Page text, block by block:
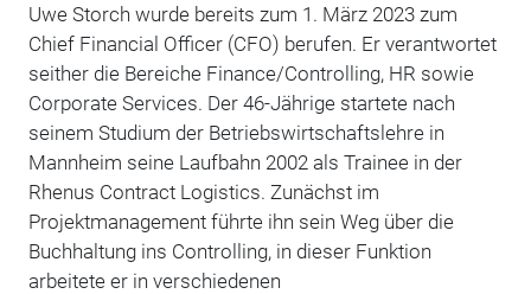
Uwe Storch wurde bereits zum 1. März 2023 zum
Chief Financial Officer (CFO) berufen. Er verantwortet
seither die Bereiche Finance/Controlling, HR sowie
Corporate Services. Der 46-Jährige startete nach
seinem Studium der Betriebswirtschaftslehre in
Mannheim seine Laufbahn 2002 als Trainee in der
Rhenus Contract Logistics. Zunächst im
Projektmanagement führte ihn sein Weg über die
Buchhaltung ins Controlling, in dieser Funktion
arbeitete er in verschiedenen